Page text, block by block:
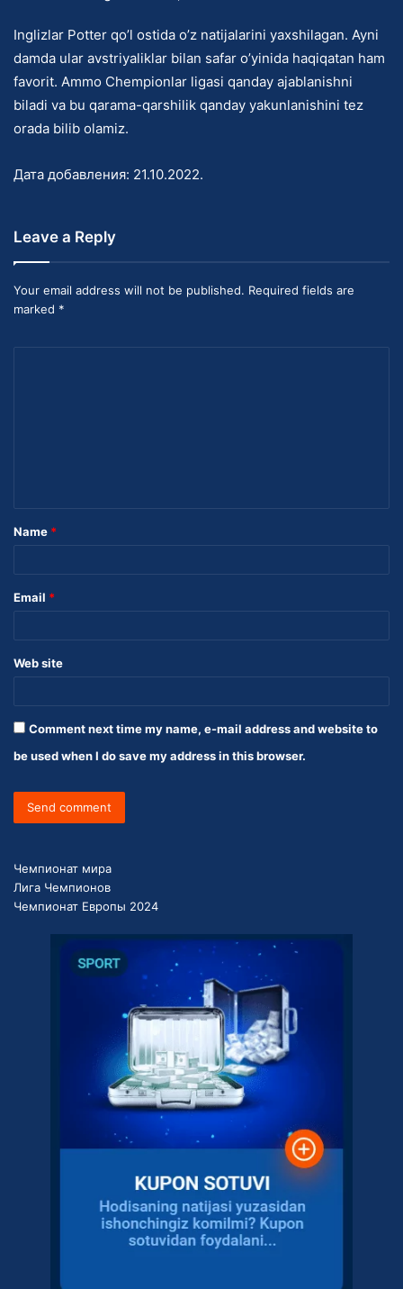
Inglizlar Potter qo’l ostida o’z natijalarini yaxshilagan. Ayni
damda ular avstriyaliklar bilan safar o’yinida haqiqatan ham
favorit. Ammo Chempionlar ligasi qanday ajablanishni
biladi va bu qarama-qarshilik qanday yakunlanishini tez
orada bilib olamiz.
Дата добавления: 21.10.2022.
Leave a Reply
Your email address will not be published. Required fields are
marked *
Name *
Email *
Web site
Comment next time my name, e-mail address and website to
be used when I do save my address in this browser.
Чемпионат мира
Лига Чемпионов
Чемпионат Европы 2024